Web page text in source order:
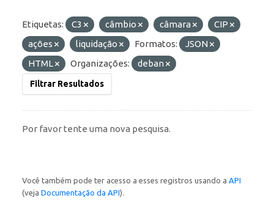
Etiquetas: C3 câmbio câmara
CIP
ações
liquidação Formatos:
JSON
HTML
Organizações: deban
Filtrar Resultados
Por favor tente uma nova pesquisa.
Você também pode ter acesso a esses registros usando a API
(veja Documentação da API).